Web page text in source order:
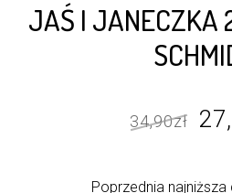
JAŚ I JANECZKA
34,90zł
Poprzednia najniższa